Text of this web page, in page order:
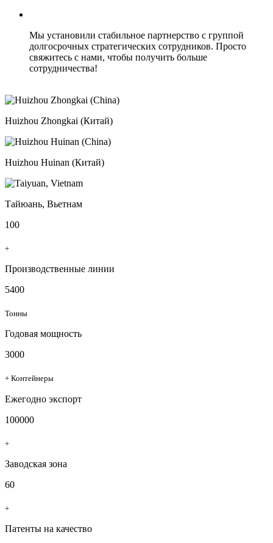
Мы установили стабильное партнерство с группой
долгосрочных стратегических сотрудников. Просто
свяжитесь с нами, чтобы получить больше
сотрудничества!
Huizhou Zhongkai (Китай)
Huizhou Huinan (Китай)
Тайюань, Вьетнам
100
+
Производственные линии
5400
Тонны
Годовая мощность
3000
+ Контейнеры
Ежегодно экспорт
100000
+
Заводская зона
60
+
Патенты на качество